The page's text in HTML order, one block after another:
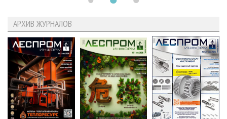
АРХИВ ЖУРНАЛОВ